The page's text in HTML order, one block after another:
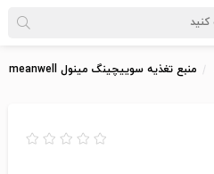
منبع تغذیه سوییچینگ مینول meanwell